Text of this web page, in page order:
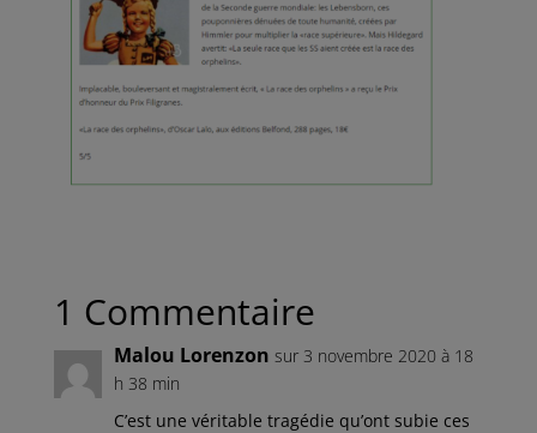
1 Commentaire
Malou Lorenzon sur 3 novembre 2020 à 18
h 38 min
C’est une véritable tragédie qu’ont subie ces